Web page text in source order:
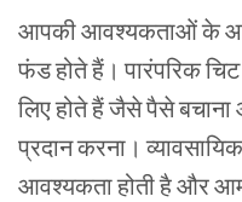
आपकी आवश्यकताओं के
फंड होते हैं। पारंपरिक
लिए होते हैं जैसे पैसे
प्रदान करना।
आवश्यकता होती है और